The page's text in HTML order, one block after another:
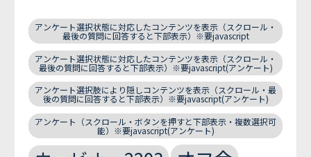
アンケート選択状態に対応したコンテンツを表示（スクロール・
最後の質問に回答すると下部表示）※要javascript
アンケート選択状態に対応したコンテンツを表示（スクロール・
最後の質問に回答すると下部表示）※要javascript(アンケート)
アンケート選択肢により隠しコンテンツを表示（スクロール・最
後の質問に回答すると下部表示）※要javascript(アンケート)
アンケート（スクロール・ボタンを押すと下部表示・複数選択可
能）※要javascript(アンケート)